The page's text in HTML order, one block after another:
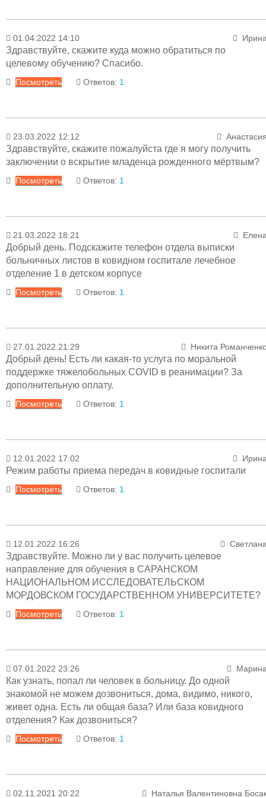
Ответ
14.04.2022 12:28 Менеджер
Уважаемая Ольга! Если онкологический
01.04.2022 14:10
Здравствуйте, скажите куда можно обратиться по
целевому обучению? Спасибо.
Посмотреть Ответов: 1
Ответ
01.04.2022 16:07 Менеджер
Уважаемая Ирина! Информацию можно уточнить
23.03.2022 12:12
Здравствуйте, скажите пожалуйста где я могу получить
заключении о вскрытие младенца рожденного мёртвым?
Посмотреть Ответов: 1
Ответ
24.03.2022 11:45 Менеджер
Уважаемая Анастасия! Заявление
предоставление копии
оформляется в канцелярии
21.03.2022 18:21
Добрый день. Подскажите телефон отдела выписки
больничных листов в ковидном госпитале лечебное
отделение 1 в детском корпусе
Посмотреть Ответов: 1
Ответ
22.03.2022 13:57 Менеджер
Уважаемая Елена! Информацию о
листе можно узнать по телефону: 79-02-
27.01.2022 21:29 Никита
Добрый день! Есть ли какая-то услуга по моральной
поддержке тяжелобольных COVID в реанимации? За
дополнительную оплату.
Посмотреть Ответов: 1
Ответ
28.01.2022 18:39 Менеджер
госпиталя нет психолога.
12.01.2022 17:02
Режим работы приема передач в ковидные госпитали
Посмотреть Ответов: 1
Ответ
13.01.2022 12:52 Менеджер
Уважаемая Ирина!
Инфекционный госпиталь №5: с 7.00 до 19.00
Инфекционный госпиталь № 2: с 8.00 до 18.00
Инфекционный госпиталь №1: с 8.30 до 19.00
12.01.2022 16:26
Здравствуйте. Можно ли у вас получить целевое
направление для обучения в САРАНСКОМ
НАЦИОНАЛЬНОМ ИССЛЕДОВАТЕЛЬСКОМ
МОРДОВСКОМ ГОСУДАРСТВЕННОМ УНИВЕРСИТЕТЕ?
Посмотреть Ответов: 1
Ответ
13.01.2022 14:16 Менеджер
Уважаемая Светлана! Нет, у нас можно
целевое направление в СамГМУ.
07.01.2022 23:26
Как узнать, попал ли человек в больницу. До одной
знакомой не можем дозвониться, дома, видимо, никого,
живет одна. Есть ли общая база? Или база ковидного
отделения? Как дозвониться?
Посмотреть Ответов: 1
Ответ
02.11.2021 20:22 Наталья Валентиновна